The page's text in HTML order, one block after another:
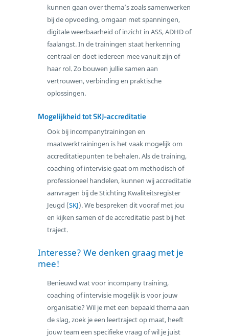
kunnen gaan over thema’s zoals samenwerken
bij de opvoeding, omgaan met spanningen,
digitale weerbaarheid of inzicht in ASS, ADHD of
faalangst. In de trainingen staat herkenning
centraal en doet iedereen mee vanuit zijn of
haar rol. Zo bouwen jullie samen aan
vertrouwen, verbinding en praktische
oplossingen.
Mogelijkheid tot SKJ-accreditatie
Ook bij incompanytrainingen en
maatwerktrainingen is het vaak mogelijk om
accreditatiepunten te behalen. Als de training,
coaching of intervisie gaat om methodisch of
professioneel handelen, kunnen wij accreditatie
aanvragen bij de Stichting Kwaliteitsregister
Jeugd (SKJ). We bespreken dit vooraf met jou
en kijken samen of de accreditatie past bij het
traject.
Interesse? We denken graag met je
mee!
Benieuwd wat voor incompany training,
coaching of intervisie mogelijk is voor jouw
organisatie? Wil je met een bepaald thema aan
de slag, zoek je een leertraject op maat, heeft
jouw team een specifieke vraag of wil je juist